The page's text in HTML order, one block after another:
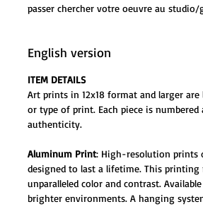
passer chercher votre oeuvre au studio/
English version
ITEM DETAILS
Art prints in 12x18 format and larger
or type of print. Each piece is
authenticity.
Aluminum Print: High-resolution prints
designed to last a lifetime. This
unparalleled color and contrast.
brighter environments. A hanging